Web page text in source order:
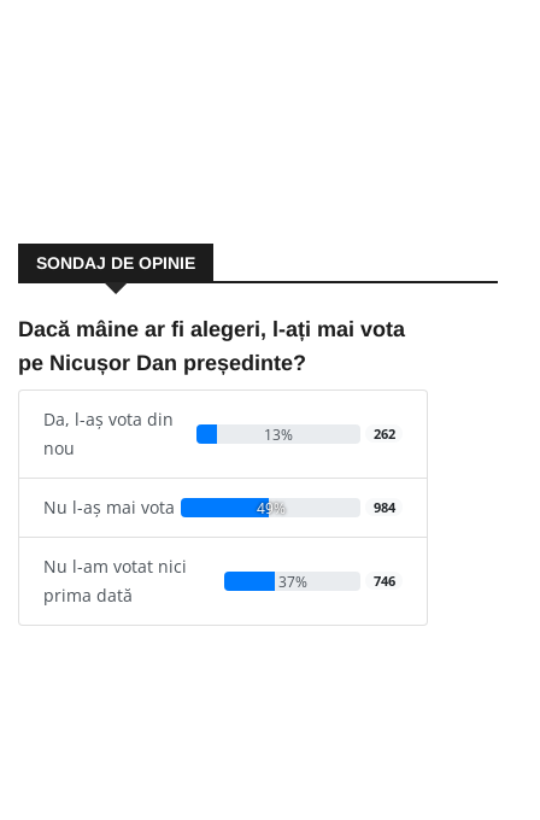
SONDAJ DE OPINIE
Dacă mâine ar fi alegeri, l-ați mai vota
pe Nicușor Dan președinte?
Da, l-aș vota din
nou
13% 262
Nu l-aș mai vota 49% 984
Nu l-am votat nici
prima dată
37% 746